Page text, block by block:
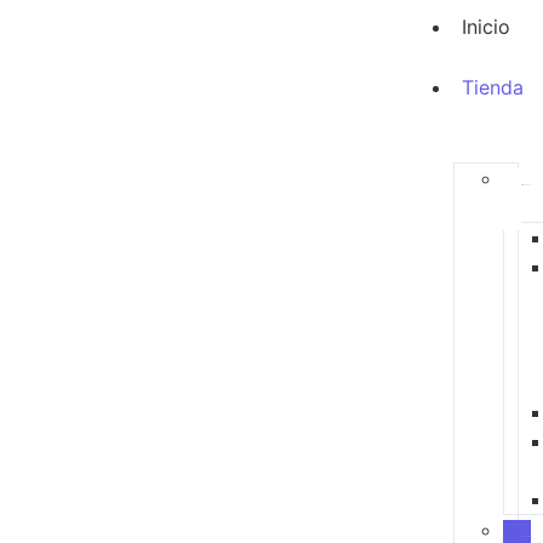
Inicio
Tienda